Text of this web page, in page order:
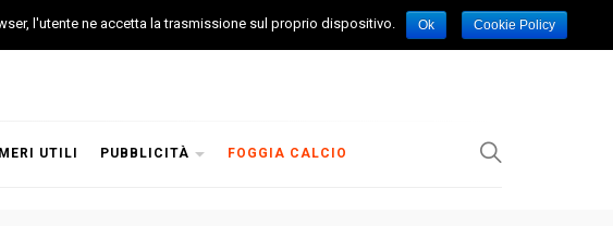
UTILI PUBBLICITÀ FOGGIA CALCIO
l'utente ne accetta la trasmissione sul proprio dispositivo. Ok Cookie Policy